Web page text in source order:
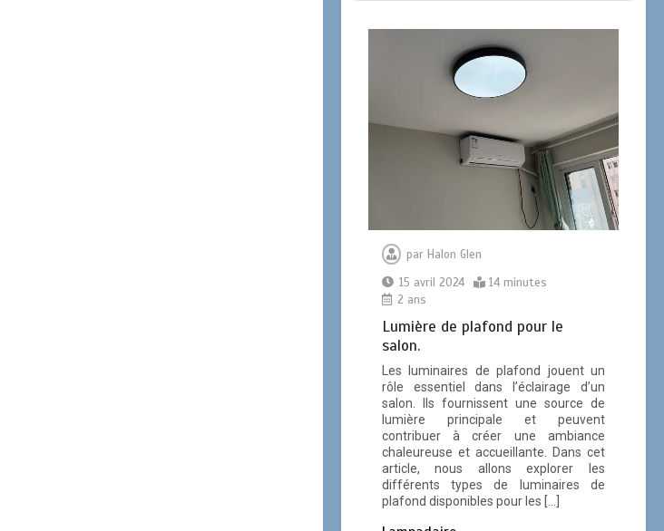
par Halon Glen
15 avril 2024
14 minutes
2 ans
Lumière de plafond pour le
salon.
Les luminaires de plafond jouent un
rôle essentiel dans l’éclairage d’un
salon. Ils fournissent une source de
lumière principale et peuvent
contribuer à créer une ambiance
chaleureuse et accueillante. Dans cet
article, nous allons explorer les
différents types de luminaires de
plafond disponibles pour les […]